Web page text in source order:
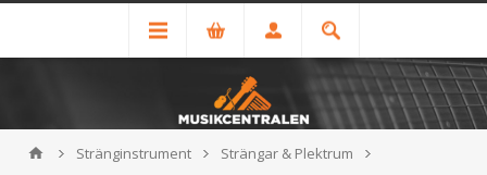
Stränginstrument
Strängar & Plektrum